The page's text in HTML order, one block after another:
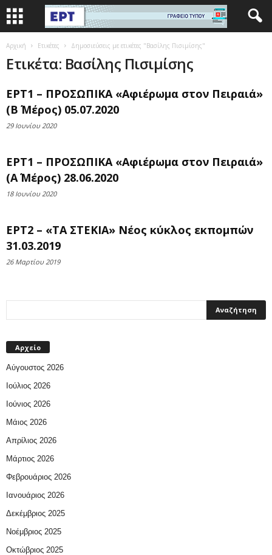
Αρχική Ετικέτες Δημοσιεύσεις με ετικέτες "Βασίλης Πισιμίσης"
Ετικέτα: Βασίλης Πισιμίσης
ΕΡΤ1 – ΠΡΟΣΩΠΙΚΑ «Αφιέρωμα στον Πειραιά»
(Β΄ Μέρος) 05.07.2020
29 Ιουνίου 2020
ΕΡΤ1 – ΠΡΟΣΩΠΙΚΑ «Αφιέρωμα στον Πειραιά»
(Α΄ Μέρος) 28.06.2020
18 Ιουνίου 2020
ΕΡΤ2 – «ΤΑ ΣΤΕΚΙΑ» Νέος κύκλος εκπομπών
31.03.2019
26 Μαρτίου 2019
Αρχείο
Αύγουστος 2026
Ιούλιος 2026
Ιούνιος 2026
Μάιος 2026
Απρίλιος 2026
Μάρτιος 2026
Φεβρουάριος 2026
Ιανουάριος 2026
Δεκέμβριος 2025
Νοέμβριος 2025
Οκτώβριος 2025